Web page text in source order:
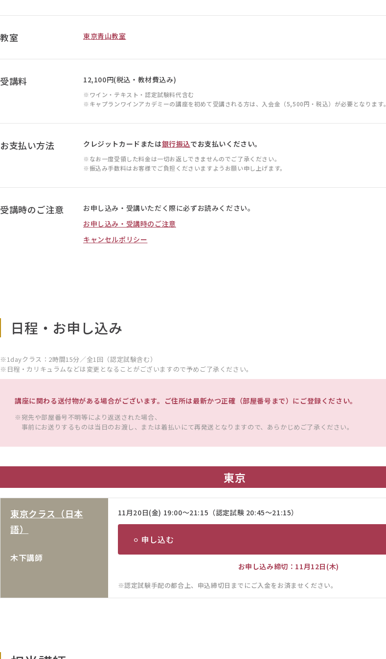
教室 東京青山教室
受講料 12,100円(税込・教材費込み)
ワイン・テキスト・認定試験料代含む
キャプランワインアカデミーの講座を初めて受講される方は、入会金（5,500円・税込）が必要となります。
お支払い方法 クレジットカードまたは銀行振込でお支払いください。
なお一度受領した料金は一切お返しできませんのでご了承ください。
振込み手数料はお客様でご負担くださいますようお願い申し上げます。
受講時のご注意
お申し込み・受講いただく際に必ずお読みください。
お申し込み・受講時のご注意
キャンセルポリシー
日程・お申し込み
1dayクラス：2時間15分／全1回（認定試験含む）
日程・カリキュラムなどは変更となることがございますので予めご了承ください。
講座に関わる送付物がある場合がございます。ご住所は最新かつ正確（部屋番号まで）にご登録ください。
宛先や部屋番号不明等により返送された場合、
事前にお送りするものは当日のお渡し、または着払いにて再発送となりますので、あらかじめご了承ください。
東京
東京クラス（日本
語）
木下講師
11月20日(金) 19:00～21:15（認定試験 20:45～21:15）
⚪︎ 申し込む
お申し込み締切：11月12日(木)
認定試験手配の都合上、申込締切日までにご入金をお済ませください。